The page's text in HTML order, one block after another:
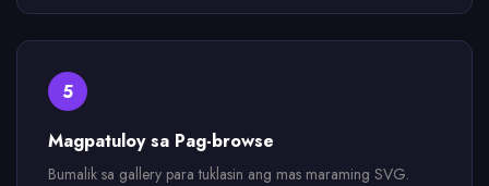
5
Magpatuloy sa Pag-browse
Bumalik sa gallery para tuklasin ang mas maraming SVG.